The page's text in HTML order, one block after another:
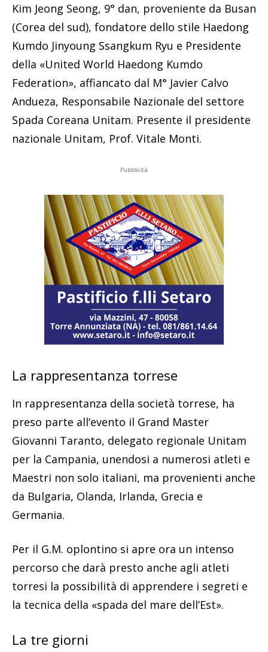
Kim Jeong Seong, 9° dan, proveniente da Busan
(Corea del sud), fondatore dello stile Haedong
Kumdo Jinyoung Ssangkum Ryu e Presidente
della «United World Haedong Kumdo
Federation», affiancato dal M° Javier Calvo
Andueza, Responsabile Nazionale del settore
Spada Coreana Unitam. Presente il presidente
nazionale Unitam, Prof. Vitale Monti.
Pubblicità
La rappresentanza torrese
In rappresentanza della società torrese, ha
preso parte all’evento il Grand Master
Giovanni Taranto, delegato regionale Unitam
per la Campania, unendosi a numerosi atleti e
Maestri non solo italiani, ma provenienti anche
da Bulgaria, Olanda, Irlanda, Grecia e
Germania.
Per il G.M. oplontino si apre ora un intenso
percorso che darà presto anche agli atleti
torresi la possibilità di apprendere i segreti e
la tecnica della «spada del mare dell’Est».
La tre giorni